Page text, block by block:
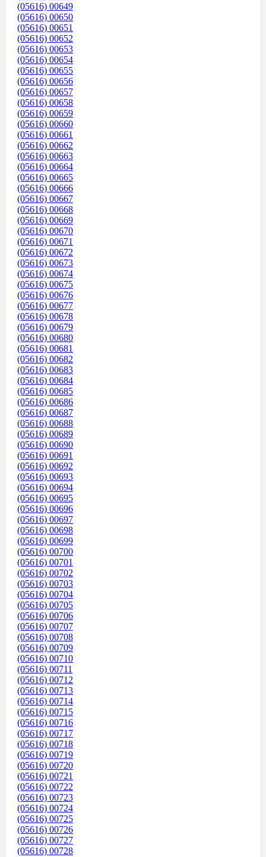
(05616) 00649
(05616) 00650
(05616) 00651
(05616) 00652
(05616) 00653
(05616) 00654
(05616) 00655
(05616) 00656
(05616) 00657
(05616) 00658
(05616) 00659
(05616) 00660
(05616) 00661
(05616) 00662
(05616) 00663
(05616) 00664
(05616) 00665
(05616) 00666
(05616) 00667
(05616) 00668
(05616) 00669
(05616) 00670
(05616) 00671
(05616) 00672
(05616) 00673
(05616) 00674
(05616) 00675
(05616) 00676
(05616) 00677
(05616) 00678
(05616) 00679
(05616) 00680
(05616) 00681
(05616) 00682
(05616) 00683
(05616) 00684
(05616) 00685
(05616) 00686
(05616) 00687
(05616) 00688
(05616) 00689
(05616) 00690
(05616) 00691
(05616) 00692
(05616) 00693
(05616) 00694
(05616) 00695
(05616) 00696
(05616) 00697
(05616) 00698
(05616) 00699
(05616) 00700
(05616) 00701
(05616) 00702
(05616) 00703
(05616) 00704
(05616) 00705
(05616) 00706
(05616) 00707
(05616) 00708
(05616) 00709
(05616) 00710
(05616) 00711
(05616) 00712
(05616) 00713
(05616) 00714
(05616) 00715
(05616) 00716
(05616) 00717
(05616) 00718
(05616) 00719
(05616) 00720
(05616) 00721
(05616) 00722
(05616) 00723
(05616) 00724
(05616) 00725
(05616) 00726
(05616) 00727
(05616) 00728